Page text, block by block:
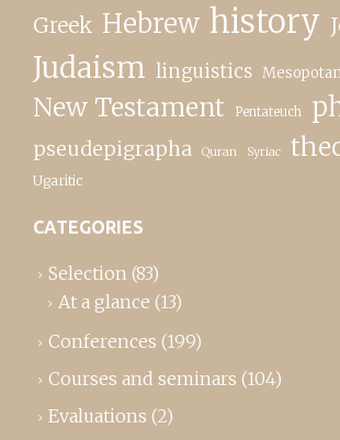
Greek Hebrew history
Judaism linguistics
New Testament Pentateuch
pseudepigrapha Quran Syriac
Ugaritic
CATEGORIES
Selection (83)
At a glance (13)
Conferences (199)
Courses and seminars (104)
Evaluations (2)